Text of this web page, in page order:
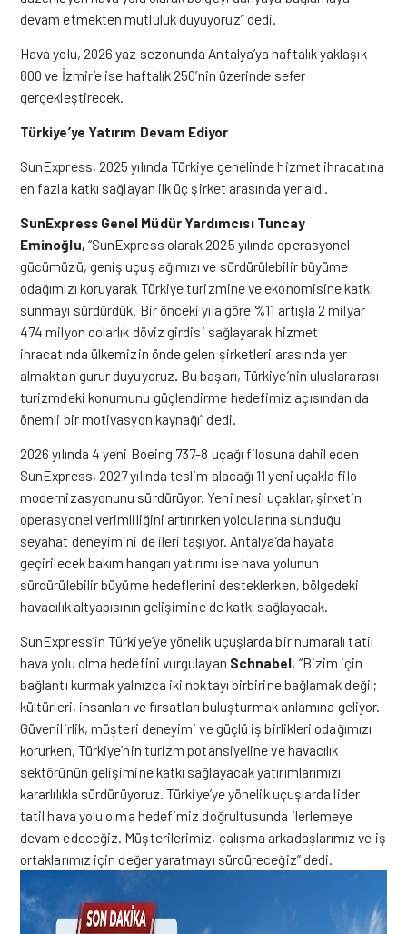
devam etmekten mutluluk duyuyoruz” dedi.
Hava yolu, 2026 yaz sezonunda Antalya’ya haftalık yaklaşık
800 ve İzmir’e ise haftalık 250’nin üzerinde sefer
gerçekleştirecek.
Türkiye’ye Yatırım Devam Ediyor
SunExpress, 2025 yılında Türkiye genelinde hizmet ihracatına
en fazla katkı sağlayan ilk üç şirket arasında yer aldı.
SunExpress Genel Müdür Yardımcısı Tuncay
Eminoğlu, “SunExpress olarak 2025 yılında operasyonel
gücümüzü, geniş uçuş ağımızı ve sürdürülebilir büyüme
odağımızı koruyarak Türkiye turizmine ve ekonomisine katkı
sunmayı sürdürdük. Bir önceki yıla göre %11 artışla 2 milyar
474 milyon dolarlık döviz girdisi sağlayarak hizmet
ihracatında ülkemizin önde gelen şirketleri arasında yer
almaktan gurur duyuyoruz. Bu başarı, Türkiye’nin uluslararası
turizmdeki konumunu güçlendirme hedefimiz açısından da
önemli bir motivasyon kaynağı” dedi.
2026 yılında 4 yeni Boeing 737-8 uçağı filosuna dahil eden
SunExpress, 2027 yılında teslim alacağı 11 yeni uçakla filo
modernizasyonunu sürdürüyor. Yeni nesil uçaklar, şirketin
operasyonel verimliliğini artırırken yolcularına sunduğu
seyahat deneyimini de ileri taşıyor. Antalya’da hayata
geçirilecek bakım hangarı yatırımı ise hava yolunun
sürdürülebilir büyüme hedeflerini desteklerken, bölgedeki
havacılık altyapısının gelişimine de katkı sağlayacak.
SunExpress’in Türkiye’ye yönelik uçuşlarda bir numaralı tatil
hava yolu olma hedefini vurgulayan Schnabel, “Bizim için
bağlantı kurmak yalnızca iki noktayı birbirine bağlamak değil;
kültürleri, insanları ve fırsatları buluşturmak anlamına geliyor.
Güvenilirlik, müşteri deneyimi ve güçlü iş birlikleri odağımızı
korurken, Türkiye’nin turizm potansiyeline ve havacılık
sektörünün gelişimine katkı sağlayacak yatırımlarımızı
kararlılıkla sürdürüyoruz. Türkiye’ye yönelik uçuşlarda lider
tatil hava yolu olma hedefimiz doğrultusunda ilerlemeye
devam edeceğiz. Müşterilerimiz, çalışma arkadaşlarımız ve iş
ortaklarımız için değer yaratmayı sürdüreceğiz” dedi.